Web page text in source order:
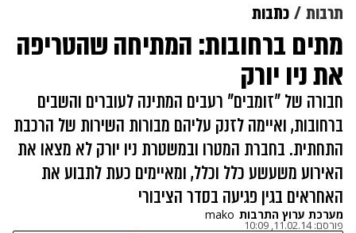
תרבות כתבות
מתים ברחובות: המתיחה שהטריפה
את ניו יורק
חבורה של "זומבים" רעבים המתינה לעוברים והשבים
ברחובות, ואיימה לזנק עליהם מבורות השירות של הרכבת
התחתית. בחברת המטרו ובמשטרת ניו יורק לא מצאו את
האירוע משעשע כלל וכלל, ומאיימים כעת לתבוע את
האחראים בגין פגיעה בסדר הציבורי
מערכת ערוץ התרבות mako
פורסם:11.02.14, 10:09